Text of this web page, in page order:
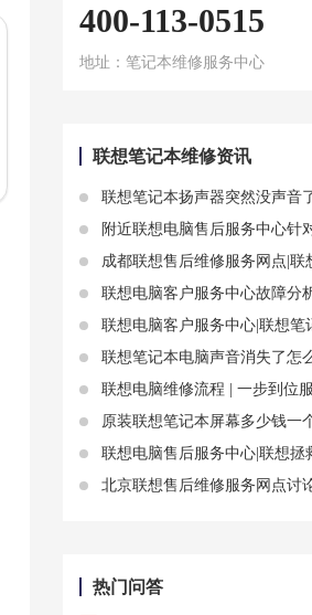
400-113-0515
地址：笔记本维修服务中心
联想笔记本维修资讯
联想笔记本扬声器突然没声音了？联想笔记本扬声器没有声音怎么解决
附近联想电脑售后服务中心针对联想笔记本电脑屏幕很暗几乎看不到故障
成都联想售后维修服务网点|联想笔记本电脑突然死机画面静止，这些方法或许能帮
联想电脑客户服务中心故障分析：联想笔记本触控板失灵原
联想电脑客户服务中心|联想笔记本触屏失灵怎么办 尝试几点操作
联想笔记本电脑声音消失了怎么办？这里有四种解决方
联想电脑维修流程 | 一步到位
原装联想笔记本屏幕多少钱一个?联想笔记本屏幕损坏了怎么办
联想电脑售后服务中心|联想拯救者y7000p充不了电 联想充不了电解决
北京联想售后维修服务网点讨论联想小新pro16可以加固态硬
热门问答